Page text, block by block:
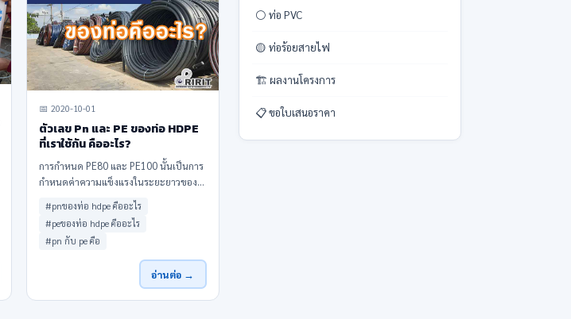
📅 2020-10-01
ตัวเลข Pn และ PE ของท่อ HDPE
ที่เราใช้กัน คืออะไร?
การกำหนด PE80 และ PE100 นั้นเป็นการ
กำหนดค่าความแข็งแรงในระยะยาวของ
ท่อ hdpe ซึ่งเรียกว่าค่าความแข็งแรงขั้น
ต่ำที่ต้องการ (MRS) ทำหน้าที่บ่งชี้ความ
ทนทานของตัวท่อในการรับน้ำหนักของท่อ
hdpeในระหว่างที่ PN
#pnของท่อ hdpe คืออะไร
#peของท่อ hdpe คืออะไร
#pn กับ pe คือ
อ่านต่อ →
⚪ ท่อ PVC
🟡 ท่อร้อยสายไฟ
🏗️ ผลงานโครงการ
📋 ขอใบเสนอราคา